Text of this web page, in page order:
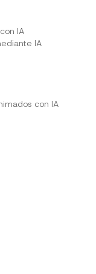
IA
IA
con IA